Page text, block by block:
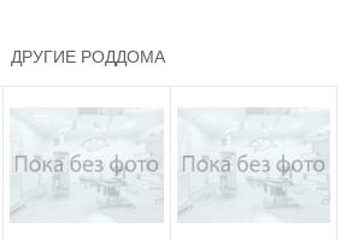
ДРУГИЕ РОДДОМА